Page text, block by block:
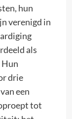
hun
verenigd in
als
drie
een
tot